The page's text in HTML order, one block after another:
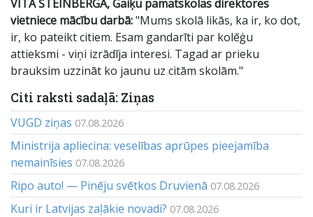
VITA ŠTEINBERGA, Gaiķu pamatskolas direktores
vietniece mācību darbā:"Mums skolā likās, ka ir, ko dot,
ir, ko pateikt citiem. Esam gandarīti par kolēģu
attieksmi - viņi izrādīja interesi. Tagad ar prieku
brauksim uzzināt ko jaunu uz citām skolām."
Citi raksti sadaļā: Ziņas
VUGD ziņas 07.08.2026
Ministrija apliecina: veselības aprūpes pieejamība
nemainīsies 07.08.2026
Ripo auto! — Pinēju svētkos Druvienā 07.08.2026
Kuri ir Latvijas zaļākie novadi? 07.08.2026